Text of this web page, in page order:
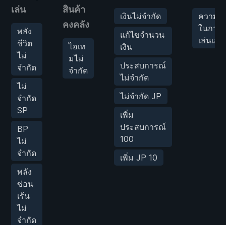
เล่น
พลัง
ชีวิต
ไม่
จำกัด
ไม่
จำกัด
SP
BP
ไม่
จำกัด
พลัง
ซ่อน
เร้น
ไม่
จำกัด
สินค้า
คงคลัง
ไอเท
มไม่
จำกัด
เงินไม่จำกัด
แก้ไขจำนวน
เงิน
ประสบการณ์
ไม่จำกัด
ไม่จำกัด JP
เพิ่ม
ประสบการณ์
100
เพิ่ม JP 10
ความเ
ในการ
เล่นเกม